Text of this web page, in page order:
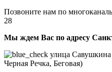
Позвоните нам по
28
Мы ждем Вас по адресу
улица Савушкина
Черная Речка, Беговая)